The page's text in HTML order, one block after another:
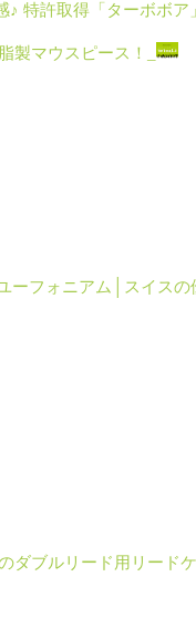
♪ 特許取得「ターボボ
製マウスピース！_
フォニアム│スイスの
ダブルリード用リード